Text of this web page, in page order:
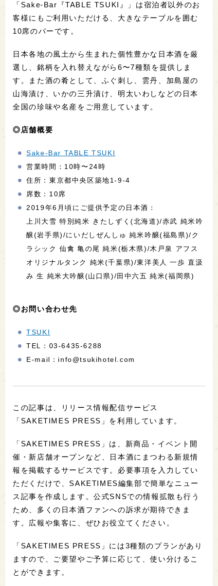
「Sake-Bar『TABLE TSUKI』」は宿泊者以外のお
客様にもご利用いただける、大きなテーブルを囲む
10席のバーです。
日本各地の風土から生まれた個性豊かな日本酒を厳
選し、銘柄を入れ替えながら6〜7種類を提供しま
す。また酒の肴として、ふぐ刺し、雲丹、加島屋の
山海漬け、いかの三升漬け、明太いわしなどの日本
全国の珍味や名産をご用意しています。
◎店舗概要
Sake-Bar TABLE TSUKI
営業時間：10時〜24時
住所：東京都中央区築地1-9-4
席数：10席
2019年6月頃にご提供予定の日本酒：
上川大雪 特別純米 きたしずく(北海道)/赤武 純米吟
醸(岩手県)/にいだしぜんしゅ 純米吟醸(福島県)/ク
ラシック 仙禽 亀の尾 純米(栃木県)/木戸泉 アフス
オリジナルタンク 純米(千葉県)/東洋美人 一歩 直汲
み 生 純米大吟醸(山口県)/田中六五 純米(福岡県)
◎お問い合わせ先
TSUKI
TEL：03-6435-6288
E-mail：info@tsukihotel.com
この記事は、リリース情報配信サービス
「SAKETIMES PRESS」を利用しています。
「SAKETIMES PRESS」は、新商品・イベント開
催・新店舗オープンなど、日本酒にまつわる新規情
報を掲載するサービスです。必要事項を入力してい
ただくだけで、SAKETIMES編集部で簡単なニュー
ス記事を作成します。公式SNSでの情報拡散も行う
ため、多くの日本酒ファンへの訴求が期待できま
す。広報や集客に、ぜひお役立てください。
「SAKETIMES PRESS」には3種類のプランがあり
ますので、ご要望やご予算に応じて、使い分けるこ
とができます。